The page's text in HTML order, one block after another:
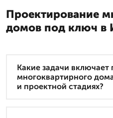
Проектирование
домов под ключ в
Какие задачи
многоквартирного
и проектной стадиях?